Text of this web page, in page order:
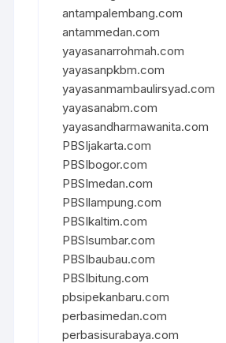
antampalembang.com
antammedan.com
yayasanarrohmah.com
yayasanpkbm.com
yayasanmambaulirsyad.com
yayasanabm.com
yayasandharmawanita.com
PBSIjakarta.com
PBSIbogor.com
PBSImedan.com
PBSIlampung.com
PBSIkaltim.com
PBSIsumbar.com
PBSIbaubau.com
PBSIbitung.com
pbsipekanbaru.com
perbasimedan.com
perbasisurabaya.com